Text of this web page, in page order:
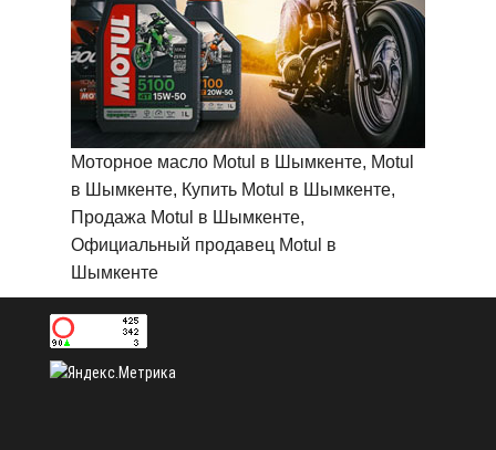
Моторное масло Motul в Шымкенте, Motul
в Шымкенте, Купить Motul в Шымкенте,
Продажа Motul в Шымкенте,
Официальный продавец Motul в
Шымкенте